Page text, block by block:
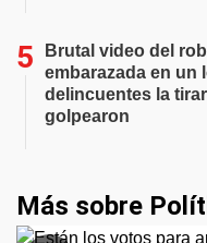
Brutal video del
embarazada en un
delincuentes la
golpearon
Más sobre